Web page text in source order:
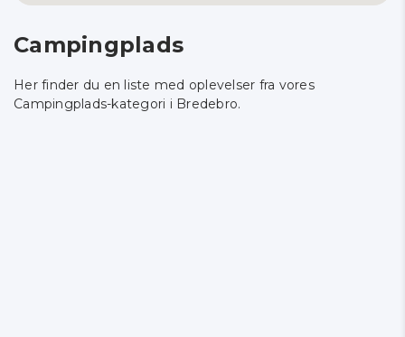
Campingplads
Her finder du en liste med oplevelser fra vores
Campingplads-kategori i Bredebro.